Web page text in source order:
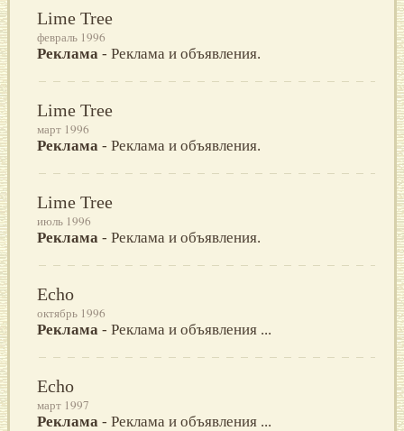
Lime Tree
февраль 1996
Реклама - Реклама и объявления.
Lime Tree
март 1996
Реклама - Реклама и объявления.
Lime Tree
июль 1996
Реклама - Реклама и объявления.
Echo
октябрь 1996
Реклама - Реклама и объявления ...
Echo
март 1997
Реклама - Реклама и объявления ...